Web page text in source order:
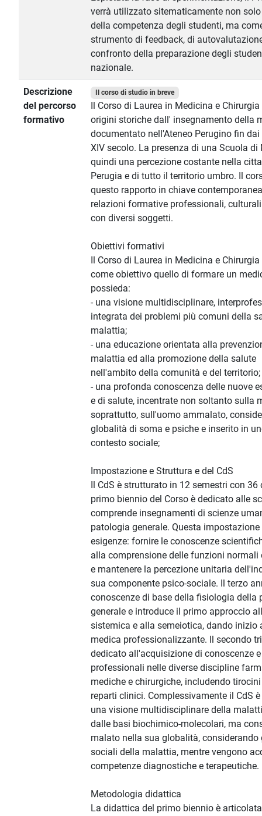
verrà utilizzato sitematicamente non
della competenza degli studenti, ma
strumento di feedback, di
confronto della preparazione degli
nazionale.
Descrizione
del percorso
formativo
Il corso di studio in breve
Il Corso di Laurea in Medicina e
origini storiche dall' insegnamento della
documentato nell'Ateneo Perugino fin
XIV secolo. La presenza di una Scuola di
quindi una percezione costante nella
Perugia e di tutto il territorio umbro. Il
questo rapporto in chiave
relazioni formative professionali,
con diversi soggetti.
Obiettivi formativi
Il Corso di Laurea in Medicina e
come obiettivo quello di formare un
possieda:
- una visione multidisciplinare,
integrata dei problemi più comuni della
malattia;
- una educazione orientata alla
malattia ed alla promozione della salute
nell'ambito della comunità e del territorio;
- una profonda conoscenza delle nuove
e di salute, incentrate non soltanto sulla
soprattutto, sull'uomo ammalato,
globalità di soma e psiche e inserito in
contesto sociale;
Impostazione e Struttura e del CdS
Il CdS è strutturato in 12 semestri con
primo biennio del Corso è dedicato alle
comprende insegnamenti di scienze
patologia generale. Questa
esigenze: fornire le conoscenze
alla comprensione delle funzioni normali
e mantenere la percezione unitaria
sua componente psico-sociale. Il terzo
conoscenze di base della fisiologia della
generale e introduce il primo approccio
sistemica e alla semeiotica, dando inizio
medica professionalizzante. Il secondo
dedicato all'acquisizione di conoscenze
professionali nelle diverse discipline
mediche e chirurgiche, includendo
reparti clinici. Complessivamente il CdS
una visione multidisciplinare della
dalle basi biochimico-molecolari, ma
malato nella sua globalità, considerando
sociali della malattia, mentre vengono
competenze diagnostiche e terapeutiche.
Metodologia didattica
La didattica del primo biennio è articolata